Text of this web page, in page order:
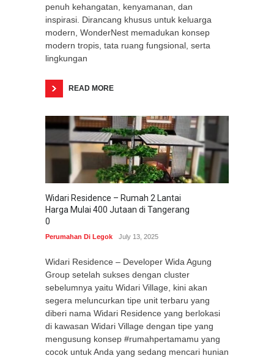
penuh kehangatan, kenyamanan, dan
inspirasi. Dirancang khusus untuk keluarga
modern, WonderNest memadukan konsep
modern tropis, tata ruang fungsional, serta
lingkungan
READ MORE
Widari Residence – Rumah 2 Lantai
Harga Mulai 400 Jutaan di Tangerang
0
Perumahan Di Legok July 13, 2025
Widari Residence – Developer Wida Agung
Group setelah sukses dengan cluster
sebelumnya yaitu Widari Village, kini akan
segera meluncurkan tipe unit terbaru yang
diberi nama Widari Residence yang berlokasi
di kawasan Widari Village dengan tipe yang
mengusung konsep #rumahpertamamu yang
cocok untuk Anda yang sedang mencari hunian